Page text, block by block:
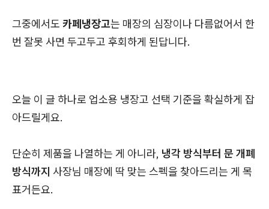
그중에서도 카페냉장고는 매장의 심장이나 다름없어서 한
번 잘못 사면 두고두고 후회하게 된답니다.
오늘 이 글 하나로 업소용 냉장고 선택 기준을 확실하게 잡
아드릴게요.
단순히 제품을 나열하는 게 아니라, 냉각 방식부터 문 개폐
방식까지 사장님 매장에 딱 맞는 스펙을 찾아드리는 게 목
표거든요.